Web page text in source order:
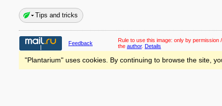
Tips and tricks
Feedback Rule to use this image: only by permission
the author. Details
"Plantarium" uses cookies. By continuing to browse the site,